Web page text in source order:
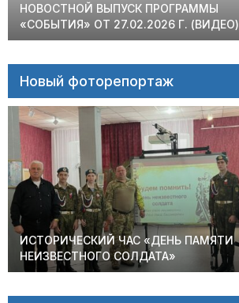
НОВОСТНОЙ ВЫПУСК ПРОГРАММЫ
«СОБЫТИЯ» ОТ 27.02.2026 Г. (ВИДЕО)
Новый фоторепортаж
ИСТОРИЧЕСКИЙ ЧАС «ДЕНЬ ПАМЯТИ
НЕИЗВЕСТНОГО СОЛДАТА»